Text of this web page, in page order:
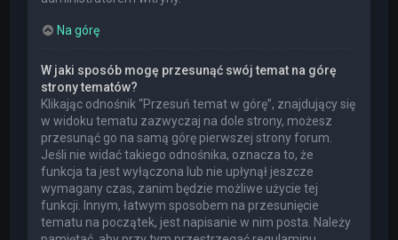
Na górę
W jaki sposób mogę przesunąć swój temat na górę
strony tematów?
Klikając odnośnik “Przesuń temat w górę”, znajdujący się
w widoku tematu zazwyczaj na dole strony, możesz
przesunąć go na samą górę pierwszej strony forum.
Jeśli nie widać takiego odnośnika, oznacza to, że
funkcja ta jest wyłączona lub nie upłynął jeszcze
wymagany czas, zanim będzie możliwe użycie tej
funkcji. Innym, łatwym sposobem na przesunięcie
tematu na początek, jest napisanie w nim posta. Należy